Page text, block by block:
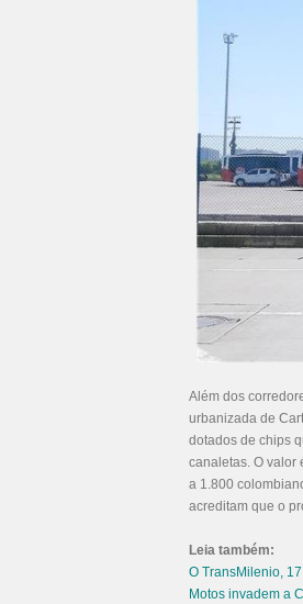
Além dos
urbanizada de
dotados de chips
canaletas. O valor
a 1.800
acreditam que o
Leia também:
O TransMilenio,
Motos invadem a